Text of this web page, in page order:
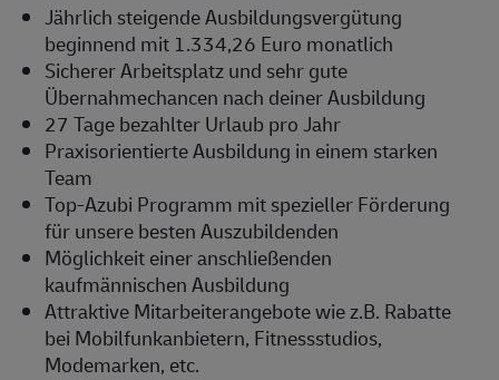
Jährlich steigende Ausbildungsvergütung
beginnend mit 1.334,26 Euro monatlich
Sicherer Arbeitsplatz und sehr gute
Übernahmechancen nach deiner Ausbildung
27 Tage bezahlter Urlaub pro Jahr
Praxisorientierte Ausbildung in einem starken
Team
Top-Azubi Programm mit spezieller Förderung
für unsere besten Auszubildenden
Möglichkeit einer anschließenden
kaufmännischen Ausbildung
Attraktive Mitarbeiterangebote wie z.B. Rabatte
bei Mobilfunkanbietern, Fitnessstudios,
Modemarken, etc.